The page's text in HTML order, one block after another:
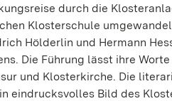
durch die
Klosterschule
Hölderlin und Hermann
Die Führung lässt ihre
und Klosterkirche. Die
eindrucksvolles Bild des